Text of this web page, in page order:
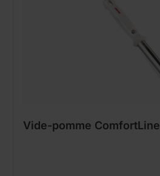
Vide-pomme ComfortLine